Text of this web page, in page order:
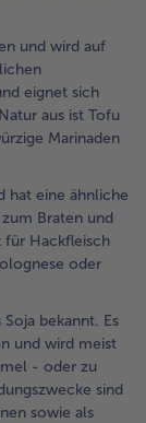
und wird auf
eignet sich
aus ist Tofu
Marinaden
hat eine ähnliche
Braten und
für Hackfleisch
oder
bekannt. Es
und wird meist
- oder zu
sind
sowie als